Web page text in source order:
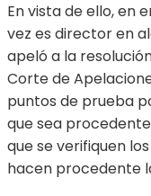
En vista de ello, en
vez es director en
apeló a la
Corte de
puntos de prueba
que sea
que se verifiquen
hacen procedente